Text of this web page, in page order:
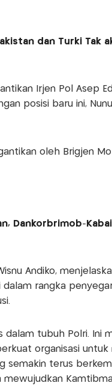
dan Turki Tak
Irjen Pol Asep
posisi baru ini,
oleh Brigjen
Dankorbrimob-
Andiko,
dalam rangka
dalam tubuh Polri. Ini
organisasi untuk
semakin terus